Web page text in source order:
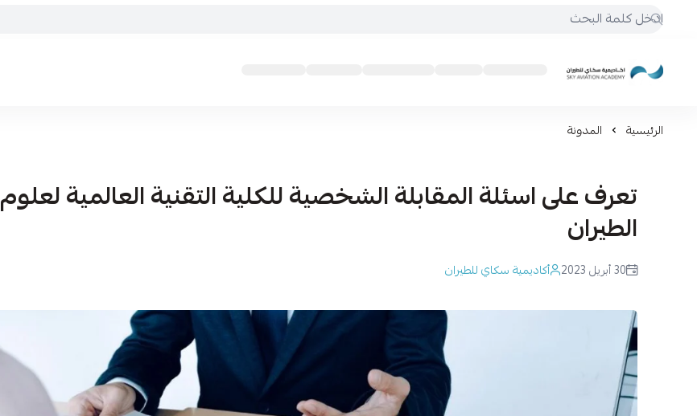
أكاديمية سكاي للطيران
الرئيسية المدونة
تعرف على اسئلة المقابلة الشخصية للكلية التقنية العالمية لعلوم
الطيران
30 أبريل 2023 أكاديمية سكاي للطيران